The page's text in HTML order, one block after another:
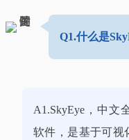
Q1.什么是
A1.SkyEye，中文
软件，是基于可视